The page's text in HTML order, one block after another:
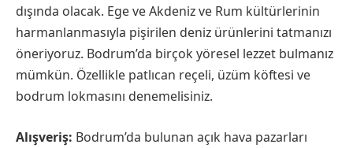
dışında olacak. Ege ve Akdeniz ve Rum kültürlerinin
harmanlanmasıyla pişirilen deniz ürünlerini tatmanızı
öneriyoruz. Bodrum’da birçok yöresel lezzet bulmanız
mümkün. Özellikle patlıcan reçeli, üzüm köftesi ve
bodrum lokmasını denemelisiniz.
Alışveriş: Bodrum’da bulunan açık hava pazarları